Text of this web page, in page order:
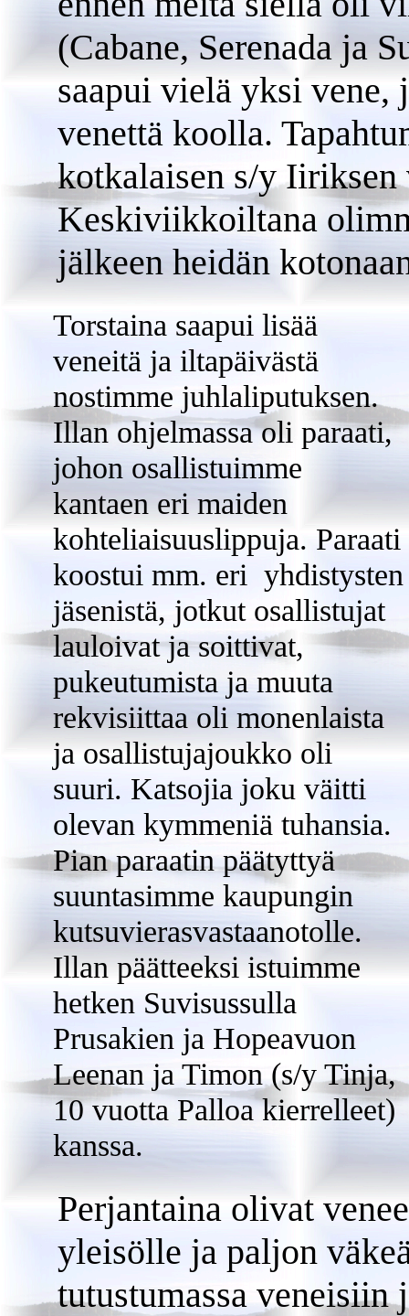
(Cabane, Serenada ja
saapui vielä yksi
venettä koolla.
kotkalaisen s/y
Keskiviikkoiltana
jälkeen heidän
Torstaina saapui lisää
veneitä ja iltapäivästä
nostimme juhlaliputuksen.
Illan ohjelmassa oli paraati,
johon osallistuimme
kantaen eri maiden
kohteliaisuuslippuja. Paraati
koostui mm. eri yhdistysten
jäsenistä, jotkut osallistujat
lauloivat ja soittivat,
pukeutumista ja muuta
rekvisiittaa oli monenlaista
ja osallistujajoukko oli
suuri. Katsojia joku väitti
olevan kymmeniä tuhansia.
Pian paraatin päätyttyä
suuntasimme kaupungin
kutsuvierasvastaanotolle.
Illan päätteeksi istuimme
hetken Suvisussulla
Prusakien ja Hopeavuon
Leenan ja Timon (s/y Tinja,
10 vuotta Palloa kierrelleet)
kanssa.
Perjantaina olivat
yleisölle ja paljon
tutustumassa veneisiin